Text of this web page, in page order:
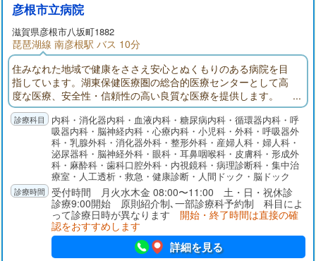
彦根市立病院
滋賀県彦根市八坂町1882
琵琶湖線 南彦根駅 バス 10分
住みなれた地域で健康をささえ安心とぬくもりのある病院を目
指しています。湖東保健医療圏の総合的医療センターとして高
度な医療、安全性・信頼性の高い良質な医療を提供します。
内科・消化器内科・血液内科・糖尿病内科・循環器内科・呼
吸器内科・脳神経内科・心療内科・小児科・外科・呼吸器外
科・乳腺外科・消化器外科・整形外科・産婦人科・婦人科・
泌尿器科・脳神経外科・眼科・耳鼻咽喉科・皮膚科・形成外
科・麻酔科・歯科口腔外科・内視鏡科・病理診断科・集中治
療室・人工透析・救急・健康診断・人間ドック・脳ドック
受付時間 月火水木金 08:00〜11:00 土・日・祝休診
診療9:00開始 原則紹介制､一部診療科予約制 科目によ
って診療日時が異なります 開始・終了時間は直接の確
認をおすすめします
詳細を見る